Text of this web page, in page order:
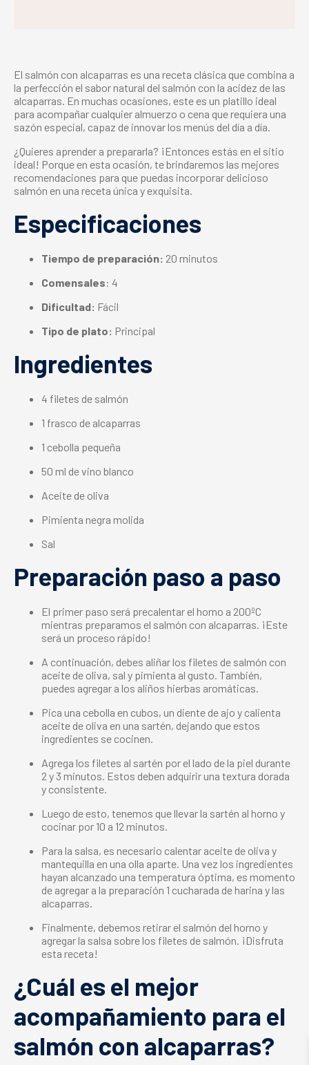
El salmón con alcaparras es una receta clásica que combina a
la perfección el sabor natural del salmón con la acidez de las
alcaparras. En muchas ocasiones, este es un platillo ideal
para acompañar cualquier almuerzo o cena que requiera una
sazón especial, capaz de innovar los menús del día a día.
¿Quieres aprender a prepararla? ¡Entonces estás en el sitio
ideal! Porque en esta ocasión, te brindaremos las mejores
recomendaciones para que puedas incorporar delicioso
salmón en una receta única y exquisita.
Especificaciones
Tiempo de preparación: 20 minutos
Comensales: 4
Dificultad: Fácil
Tipo de plato: Principal
Ingredientes
4 filetes de salmón
1 frasco de alcaparras
1 cebolla pequeña
50 ml de vino blanco
Aceite de oliva
Pimienta negra molida
Sal
Preparación paso a paso
El primer paso será precalentar el horno a 200ºC
mientras preparamos el salmón con alcaparras . ¡Este
será un proceso rápido!
A continuación, debes aliñar los filetes de salmón con
aceite de oliva, sal y pimienta al gusto. También,
puedes agregar a los aliños hierbas aromáticas.
Pica una cebolla en cubos, un diente de ajo y calienta
aceite de oliva en una sartén, dejando que estos
ingredientes se cocinen.
Agrega los filetes al sartén por el lado de la piel durante
2 y 3 minutos. Estos deben adquirir una textura dorada
y consistente.
Luego de esto, tenemos que llevar la sartén al horno y
cocinar por 10 a 12 minutos.
Para la salsa, es necesario calentar aceite de oliva y
mantequilla en una olla aparte. Una vez los ingredientes
hayan alcanzado una temperatura óptima, es momento
de agregar a la preparación 1 cucharada de harina y las
alcaparras.
Finalmente, debemos retirar el salmón del horno y
agregar la salsa sobre los filetes de salmón. ¡Disfruta
esta receta!
¿Cuál es el mejor
acompañamiento para el
salmón con alcaparras?